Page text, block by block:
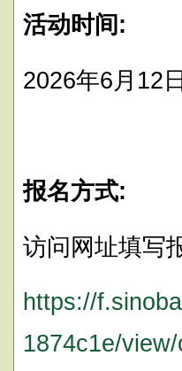
活动时间:
2026年6月12
报名方式:
访问网址填写
https://
1874c1e/